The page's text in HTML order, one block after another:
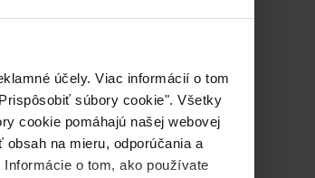
účely. Viac informácií o tom
súbory cookie". Všetky
cookie pomáhajú našej webovej
na mieru, odporúčania a
o tom, ako používate